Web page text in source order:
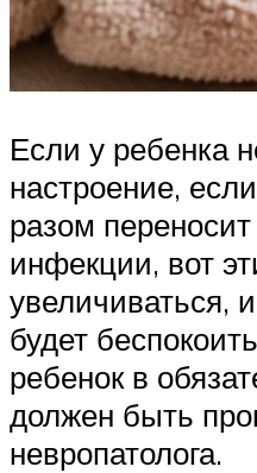
Если у ребенка
настроение,
разом
инфекции, вот
увеличиваться,
будет
ребенок в
должен быть
невропатолога.